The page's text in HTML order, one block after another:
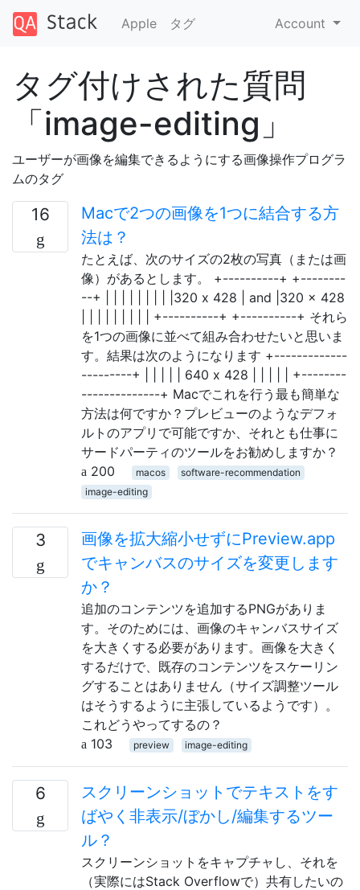
Apple タグ Account
タグ付けされた質問
「image-editing」
ユーザーが画像を編集できるようにする画像操作プログラ
ムのタグ
16
Macで2つの画像を1つに結合する方
法は？
たとえば、次のサイズの2枚の写真（または画
像）があるとします。 +----------+ +--------
--+ | | | | | | | | |320 x 428 | and |320 x 428
| | | | | | | | | +----------+ +----------+ それら
を1つの画像に並べて組み合わせたいと思いま
す。結果は次のようになります +-------------
---------+ | | | | | 640 x 428 | | | | | +--------
--------------+ Macでこれを行う最も簡単な
方法は何ですか？プレビューのようなデフォ
ルトのアプリで可能ですか、それとも仕事に
サードパーティのツールをお勧めしますか？
200
macos
software-recommendation
image-editing
3
画像を拡大縮小せずにPreview.app
でキャンバスのサイズを変更します
か？
追加のコンテンツを追加するPNGがありま
す。そのためには、画像のキャンバスサイズ
を大きくする必要があります。画像を大きく
するだけで、既存のコンテンツをスケーリン
グすることはありません（サイズ調整ツール
はそうするように主張しているようです）。
これどうやってするの？
103
preview image-editing
6
スクリーンショットでテキストをす
ばやく非表示/ぼかし/編集するツー
ル？
スクリーンショットをキャプチャし、それを
（実際にはStack Overflowで）共有したいの